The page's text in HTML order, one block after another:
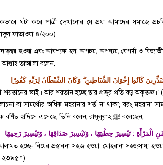
ঘটা করে পাত্রী দেখানোর যে প্রথা আমাদের সমাজে
ফাতাওয়া ৪/২০০)
হওয়া এবং আবশ্যক হল, অপচয়, অপব্যয়, বেপর্দা ও
তাআ’লা বলেন,
শয়তানের ভাই। আর শয়তান হচ্ছে তার প্রভুর প্রতি বড়
বা সামর্থ্যের অধিক মহরানার শর্ত না থাকা; বরং মহরানা
আয়েশা রাযি. থেকে বর্ণিত হাদিসে এসেছে, তিনি বলেন, রাসূলুল্লাহ ﷺ বলেছেন,
الْمَرْأَةِ : تَيْسِيرَ خِطْبَتِهَا ، وَتَيْسِيرَ صَدَاقِهَا ، وَتَيْسِيرَ رَحِمِهَا
হচ্ছে- বিয়ের প্রস্তাবনা সহজ হওয়া, মোহরানা সহজসাধ্য
২৩৯৫৭)